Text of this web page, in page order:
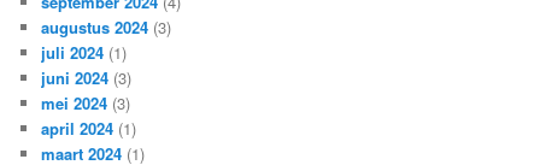
augustus 2024 (3)
juli 2024 (1)
juni 2024 (3)
mei 2024 (3)
april 2024 (1)
maart 2024 (1)